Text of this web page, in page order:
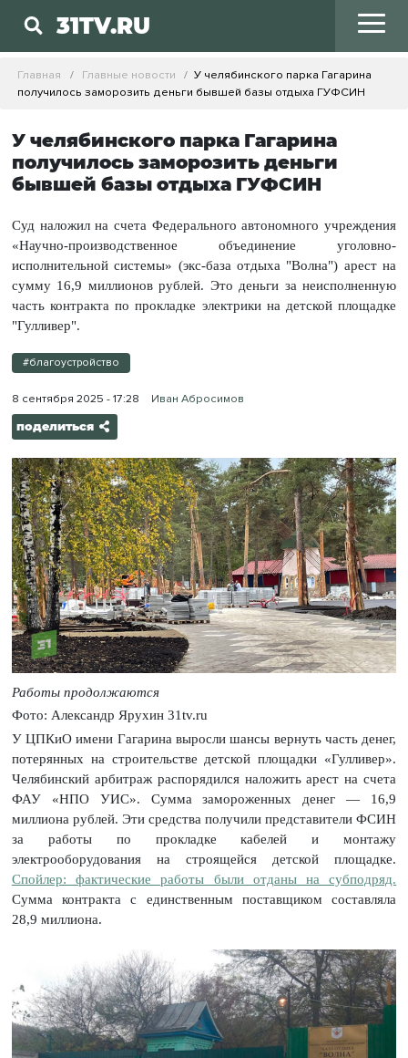
31TV.RU
Главная Главные новости
У челябинского парка Гагарина
получилось заморозить деньги бывшей базы отдыха ГУФСИН
У челябинского парка Гагарина
получилось заморозить деньги
бывшей базы отдыха ГУФСИН
Суд наложил на счета Федерального автономного учреждения
«Научно-производственное объединение уголовно-
исполнительной системы» (экс-база отдыха "Волна") арест на
сумму 16,9 миллионов рублей. Это деньги за неисполненную
часть контракта по прокладке электрики на детской площадке
"Гулливер".
#благоустройство
8 сентября 2025 - 17:28 Иван Абросимов
поделиться
Работы продолжаются
Фото: Александр Ярухин 31tv.ru
У ЦПКиО имени Гагарина выросли шансы вернуть часть денег,
потерянных на строительстве детской площадки «Гулливер».
Челябинский арбитраж распорядился наложить арест на счета
ФАУ «НПО УИС». Сумма замороженных денег — 16,9
миллиона рублей. Эти средства получили представители ФСИН
за работы по прокладке кабелей и монтажу
электрооборудования на строящейся детской площадке.
Спойлер: фактические работы были отданы на субподряд.
Сумма контракта с единственным поставщиком составляла
28,9 миллиона.